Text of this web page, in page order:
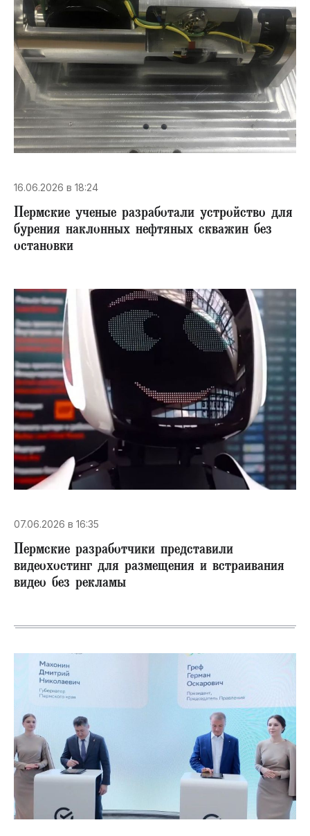
16.06.2026 в 18:24
​Пермские ученые разработали устройство для
бурения наклонных нефтяных скважин без
остановки
07.06.2026 в 16:35
​Пермские разработчики представили
видеохостинг для размещения и встраивания
видео без рекламы